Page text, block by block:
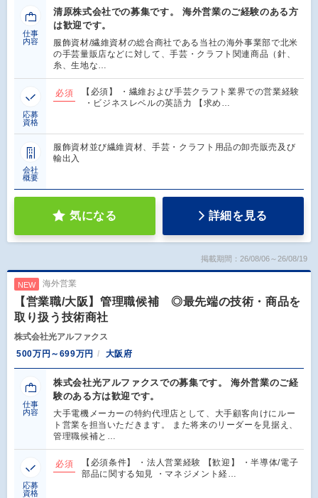
仕事
内容
清原株式会社での募集です。 海外営業のご経験のある方
は歓迎です。
服飾資材/繊維資材の総合商社である当社の海外事業部で北米
の手芸量販店などに対して、手芸・クラフト関連商品（針、
糸、生地な…
応募
資格
必須
【必須】 ・繊維および手芸クラフト業界での営業経験
・ビジネスレベルの英語力 【求め…
会社
概要
服飾資材並び繊維資材、手芸・クラフト用品の卸売販売及び
輸出入
気になる 詳細を見る
掲載期間：26/08/06～26/08/19
NEW 海外営業
【営業職/大阪】管理職候補 ◎最先端の技術・商品を
取り扱う技術商社
株式会社光アルファクス
500万円～699万円
大阪府
仕事
内容
株式会社光アルファクスでの募集です。 海外営業のご経
験のある方は歓迎です。
大手電機メーカーの特約代理店として、大手顧客向けにルー
ト営業を担当いただきます。 また将来のリーダーを見据え、
管理職候補と…
応募
資格
必須
【必須条件】 ・法人営業経験 【歓迎】 ・半導体/電子
部品に関する知見 ・マネジメント経…